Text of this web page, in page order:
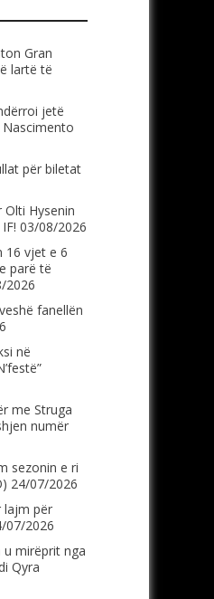
Gran
lartë të
jetë
për biletat
Hysenin
03/08/2026
16 vjet e 6
parë të
2026
fanellën
në
me Struga
numër
sezonin e ri
24/07/2026
lajm për
07/2026
u mirëprit nga
Qyra